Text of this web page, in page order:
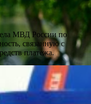
МВД России по
связанную с
платежа.